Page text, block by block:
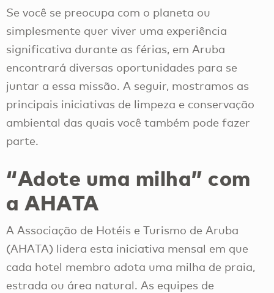
Se você se preocupa com o planeta ou
simplesmente quer viver uma experiência
significativa durante as férias, em Aruba
encontrará diversas oportunidades para se
juntar a essa missão. A seguir, mostramos as
principais iniciativas de limpeza e conservação
ambiental das quais você também pode fazer
parte.
“Adote uma milha” com
a AHATA
A Associação de Hotéis e Turismo de Aruba
(AHATA) lidera esta iniciativa mensal em que
cada hotel membro adota uma milha de praia,
estrada ou área natural. As equipes de